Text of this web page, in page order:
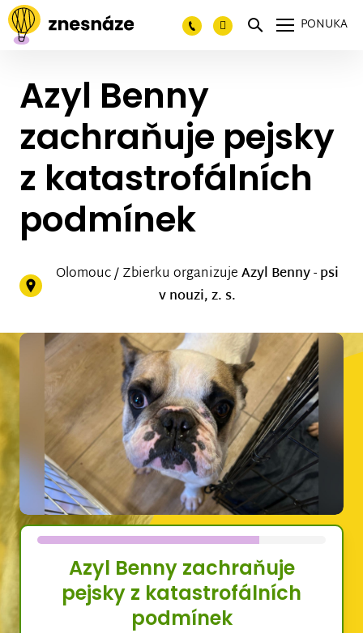
PONUKA
Azyl Benny
zachraňuje pejsky
z katastrofálních
podmínek
Olomouc / Zbierku organizujeAzyl Benny - psi
v nouzi, z. s.
Azyl Benny zachraňuje
pejsky z katastrofálních
podmínek